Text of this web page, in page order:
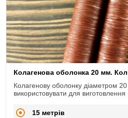
Колагенова оболонка 20 мм.
Колагенову оболонку діаметром
використовувати для виготовлення
15 метрів